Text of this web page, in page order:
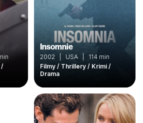
/
Insomnie
2002 | USA | 114 min
Filmy / Thrillery / Krimi /
Drama